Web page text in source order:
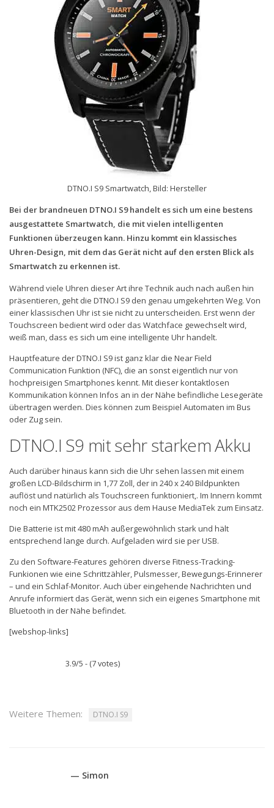
Datentarife
Smartphonetarife
Prepaid-Tarife
Datentarife
Flatrate-Prepaidtarife
Mobilfunk-Vergleichsrechner
Mobilfunk-Tarifrechner
Flatrate-Datentarife
DTNO.I S9 Smartwatch, Bild: Hersteller
Bei der brandneuen DTNO.I S9 handelt es sich um eine bestens
ausgestattete Smartwatch, die mit vielen intelligenten
Funktionen überzeugen kann. Hinzu kommt ein klassisches
Uhren-Design, mit dem das Gerät nicht auf den ersten Blick als
Smartwatch zu erkennen ist.
Während viele Uhren dieser Art ihre Technik auch nach außen hin
präsentieren, geht die DTNO.I S9 den genau umgekehrten Weg. Von
einer klassischen Uhr ist sie nicht zu unterscheiden. Erst wenn der
Touchscreen bedient wird oder das Watchface gewechselt wird,
weiß man, dass es sich um eine intelligente Uhr handelt.
Hauptfeature der DTNO.I S9 ist ganz klar die Near Field
Communication Funktion (NFC), die an sonst eigentlich nur von
hochpreisigen Smartphones kennt. Mit dieser kontaktlosen
Kommunikation können Infos an in der Nähe befindliche Lesegeräte
übertragen werden. Dies können zum Beispiel Automaten im Bus
oder Zug sein.
DTNO.I S9 mit sehr starkem Akku
Auch darüber hinaus kann sich die Uhr sehen lassen mit einem
großen LCD-Bildschirm in 1,77 Zoll, der in 240 x 240 Bildpunkten
auflöst und natürlich als Touchscreen funktioniert,. Im Innern kommt
noch ein MTK2502 Prozessor aus dem Hause MediaTek zum Einsatz.
Die Batterie ist mit 480 mAh außergewöhnlich stark und hält
entsprechend lange durch. Aufgeladen wird sie per USB.
Zu den Software-Features gehören diverse Fitness-Tracking-
Funkionen wie eine Schrittzähler, Pulsmesser, Bewegungs-Erinnerer
– und ein Schlaf-Monitor. Auch über eingehende Nachrichten und
Anrufe informiert das Gerät, wenn sich ein eigenes Smartphone mit
Bluetooth in der Nähe befindet.
[webshop-links]
3.9/5 - (7 votes)
Weitere Themen: DTNO.I S9
— Simon